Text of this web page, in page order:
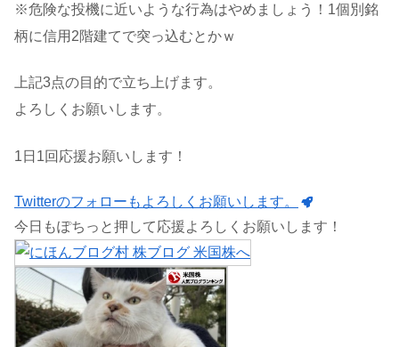
※危険な投機に近いような行為はやめましょう！1個別銘
柄に信用2階建てで突っ込むとかｗ
上記3点の目的で立ち上げます。
よろしくお願いします。
1日1回応援お願いします！
Twitterのフォローもよろしくお願いします。
今日もぽちっと押して応援よろしくお願いします！